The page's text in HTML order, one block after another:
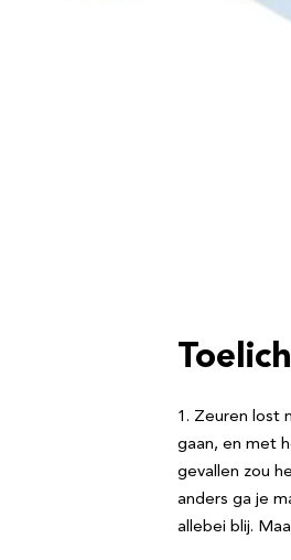
1. Zeuren lost
gaan, en met
gevallen zou
anders ga je
allebei blij.